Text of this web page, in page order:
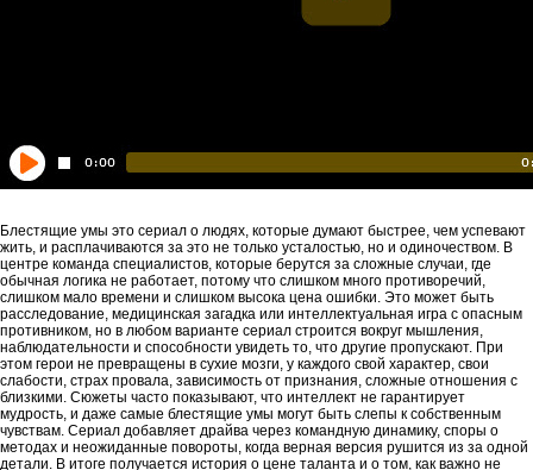
Блестящие умы это сериал о людях, которые думают быстрее, чем успевают
жить, и расплачиваются за это не только усталостью, но и одиночеством. В
центре команда специалистов, которые берутся за сложные случаи, где
обычная логика не работает, потому что слишком много противоречий,
слишком мало времени и слишком высока цена ошибки. Это может быть
расследование, медицинская загадка или интеллектуальная игра с опасным
противником, но в любом варианте сериал строится вокруг мышления,
наблюдательности и способности увидеть то, что другие пропускают. При
этом герои не превращены в сухие мозги, у каждого свой характер, свои
слабости, страх провала, зависимость от признания, сложные отношения с
близкими. Сюжеты часто показывают, что интеллект не гарантирует
мудрость, и даже самые блестящие умы могут быть слепы к собственным
чувствам. Сериал добавляет драйва через командную динамику, споры о
методах и неожиданные повороты, когда верная версия рушится из за одной
детали. В итоге получается история о цене таланта и о том, как важно не